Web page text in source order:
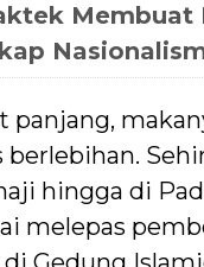
Membuat
panjang,
hingga di
melepas